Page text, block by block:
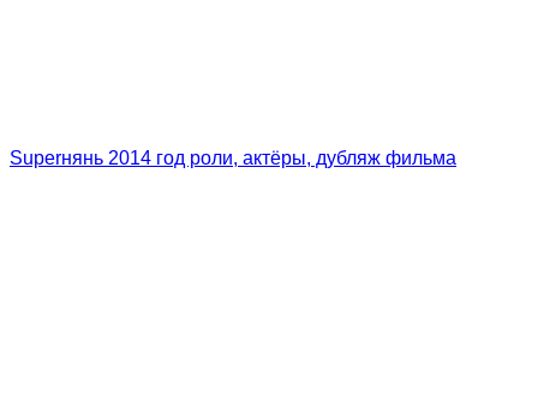
Superнянь 2014 год роли, актёры, дубляж фильма